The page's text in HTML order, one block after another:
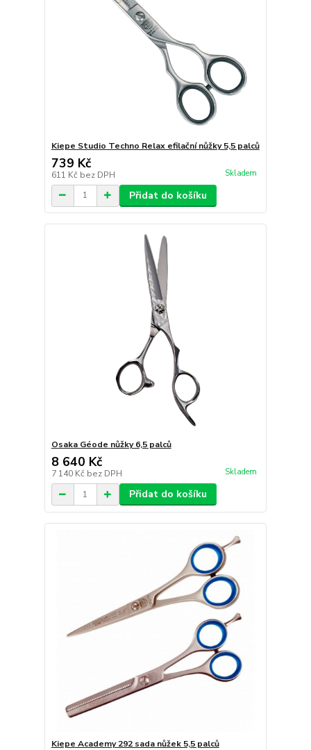
Kiepe Studio Techno Relax efilační nůžky 5,5 palců
739 Kč
611 Kč bez DPH Skladem
Přidat do košíku
Osaka Géode nůžky 6,5 palců
8 640 Kč
7 140 Kč bez DPH Skladem
Přidat do košíku
Kiepe Academy 292 sada nůžek 5,5 palců